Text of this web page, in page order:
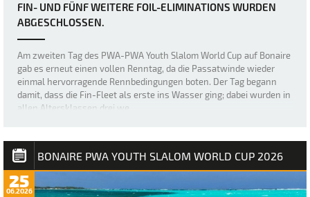
FIN- UND FÜNF WEITERE FOIL-ELIMINATIONS WURDEN
ABGESCHLOSSEN.
Am zweiten Tag des PWA-PWA Youth Slalom World Cup auf Bonaire
gab es erneut einen vollen Renntag, da die Passatwinde wieder
einmal hervorragende Rennbedingungen boten. Der Tag begann
damit, dass die Fin-Fleet als erste ins Wasser ging; dabei wurden in
allen Altersklassen drei we…
BONAIRE PWA YOUTH SLALOM WORLD CUP 2026
25
06.2026